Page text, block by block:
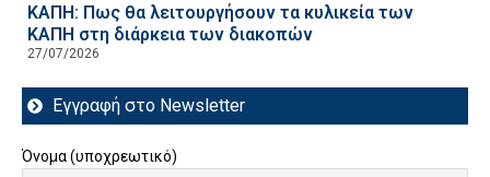
ΚΑΠΗ: Πως θα λειτουργήσουν τα κυλικεία των
ΚΑΠΗ στη διάρκεια των διακοπών
27/07/2026
Εγγραφή στο Newsletter
Όνομα (υποχρεωτικό)